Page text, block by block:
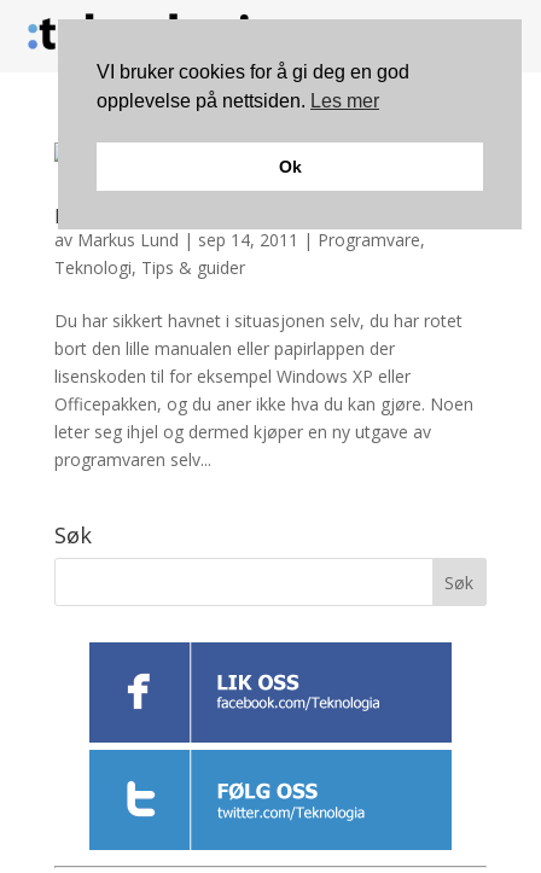
Dagens anbefaling: Magic Jelly Bean Keyfinder
av Markus Lund | sep 14, 2011 | Programvare,
Teknologi, Tips & guider
Du har sikkert havnet i situasjonen selv, du har rotet
bort den lille manualen eller papirlappen der
lisenskoden til for eksempel Windows XP eller
Officepakken, og du aner ikke hva du kan gjøre. Noen
leter seg ihjel og dermed kjøper en ny utgave av
programvaren selv...
Søk
VI bruker cookies for å gi deg en god
opplevelse på nettsiden. Les mer
Ok